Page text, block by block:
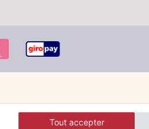
Tout accepter